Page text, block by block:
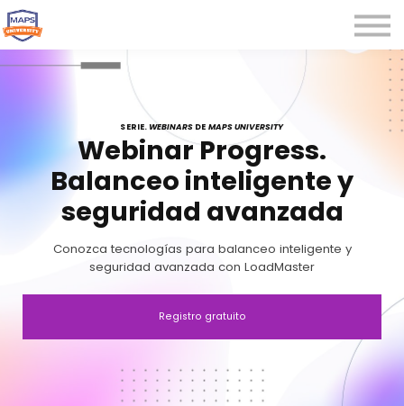
Iniciar sesión
Registrarse
SERIE. WEBINARS DE MAPS UNIVERSITY
Webinar Progress.
Balanceo inteligente y
seguridad avanzada
Conozca tecnologías para balanceo inteligente y
seguridad avanzada con LoadMaster
Registro gratuito